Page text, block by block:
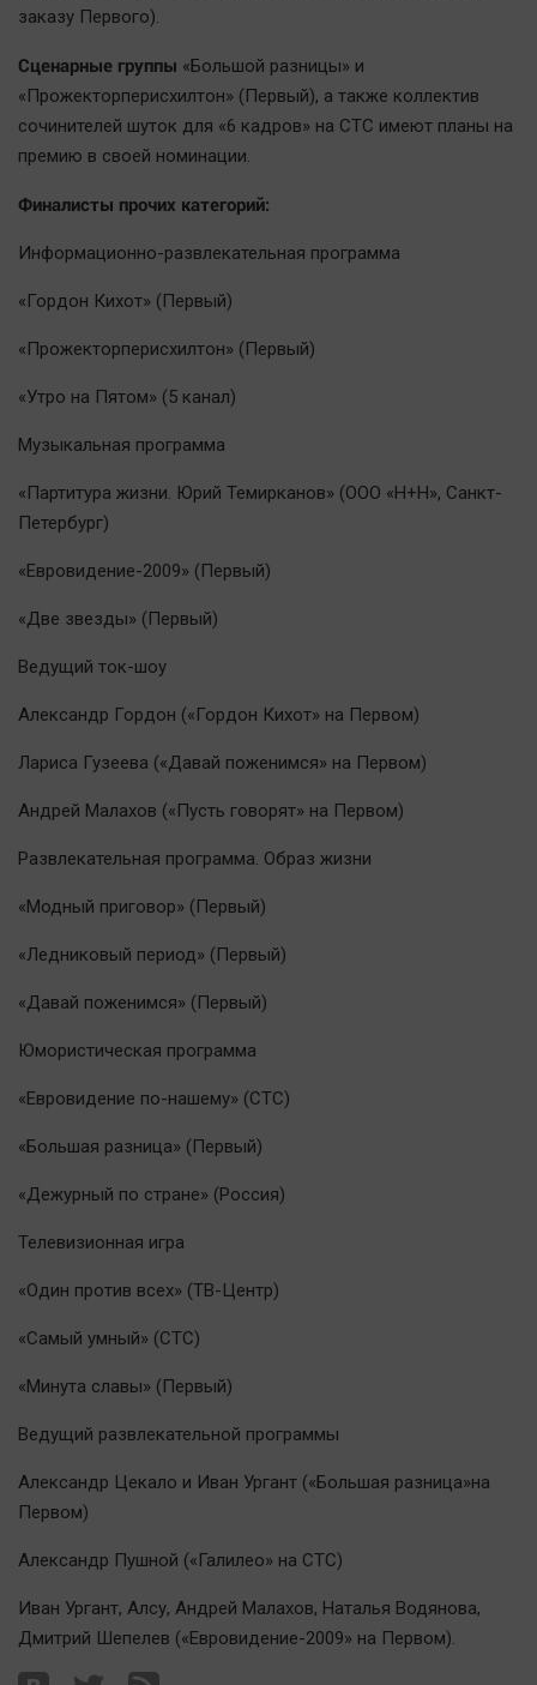
Новости компаний
Прогулки по городу Ч
Спецпроект
Статистика
Челябинск космический
English version
Online-консультация
Афиша
Быстрый медиазавод
Гороскоп
Дети
Качество жизни
Народная журналистика
Наука
Персона
Последняя инстанция
Точка на карте
заказу Первого).
Сценарные группы «Большой разницы» и
«Прожекторперисхилтон» (Первый), а также коллектив
сочинителей шуток для «6 кадров» на СТС имеют планы на
премию в своей номинации.
Финалисты прочих категорий:
Информационно-развлекательная программа
«Гордон Кихот» (Первый)
«Прожекторперисхилтон» (Первый)
«Утро на Пятом» (5 канал)
Музыкальная программа
«Партитура жизни. Юрий Темирканов» (ООО «Н+Н», Санкт-
Петербург)
«Евровидение-2009» (Первый)
«Две звезды» (Первый)
Ведущий ток-шоу
Александр Гордон («Гордон Кихот» на Первом)
Лариса Гузеева («Давай поженимся» на Первом)
Андрей Малахов («Пусть говорят» на Первом)
Развлекательная программа. Образ жизни
«Модный приговор» (Первый)
«Ледниковый период» (Первый)
«Давай поженимся» (Первый)
Юмористическая программа
«Евровидение по-нашему» (СТС)
«Большая разница» (Первый)
«Дежурный по стране» (Россия)
Телевизионная игра
«Один против всех» (ТВ-Центр)
«Самый умный» (СТС)
«Минута славы» (Первый)
Ведущий развлекательной программы
Александр Цекало и Иван Ургант («Большая разница»на
Первом)
Александр Пушной («Галилео» на СТС)
Иван Ургант, Алсу, Андрей Малахов, Наталья Водянова,
Дмитрий Шепелев («Евровидение-2009» на Первом).